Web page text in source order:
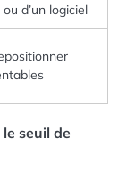
d’un logiciel
seuil de